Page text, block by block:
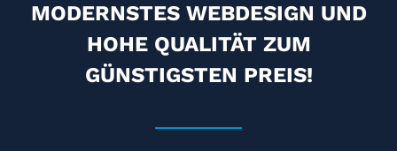
MODERNSTES WEBDESIGN UND
HOHE QUALITÄT ZUM
GÜNSTIGSTEN PREIS!